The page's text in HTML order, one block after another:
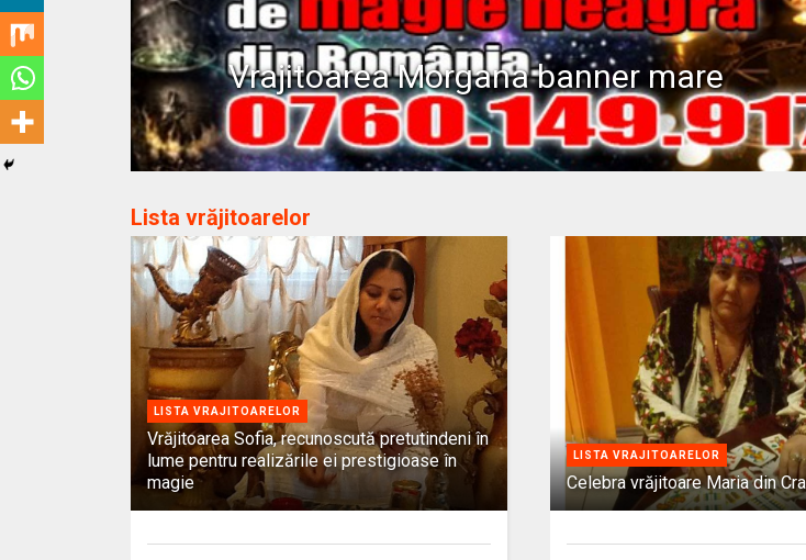
Vrajitoarea Morgana banner mare
Lista vrăjitoarelor
LISTA VRAJITOARELOR
Vrăjitoarea Sofia, recunoscută pretutindeni în
lume pentru realizările ei prestigioase în
magie
LISTA VRAJITOARELOR
Celebra vrăjitoare Maria din